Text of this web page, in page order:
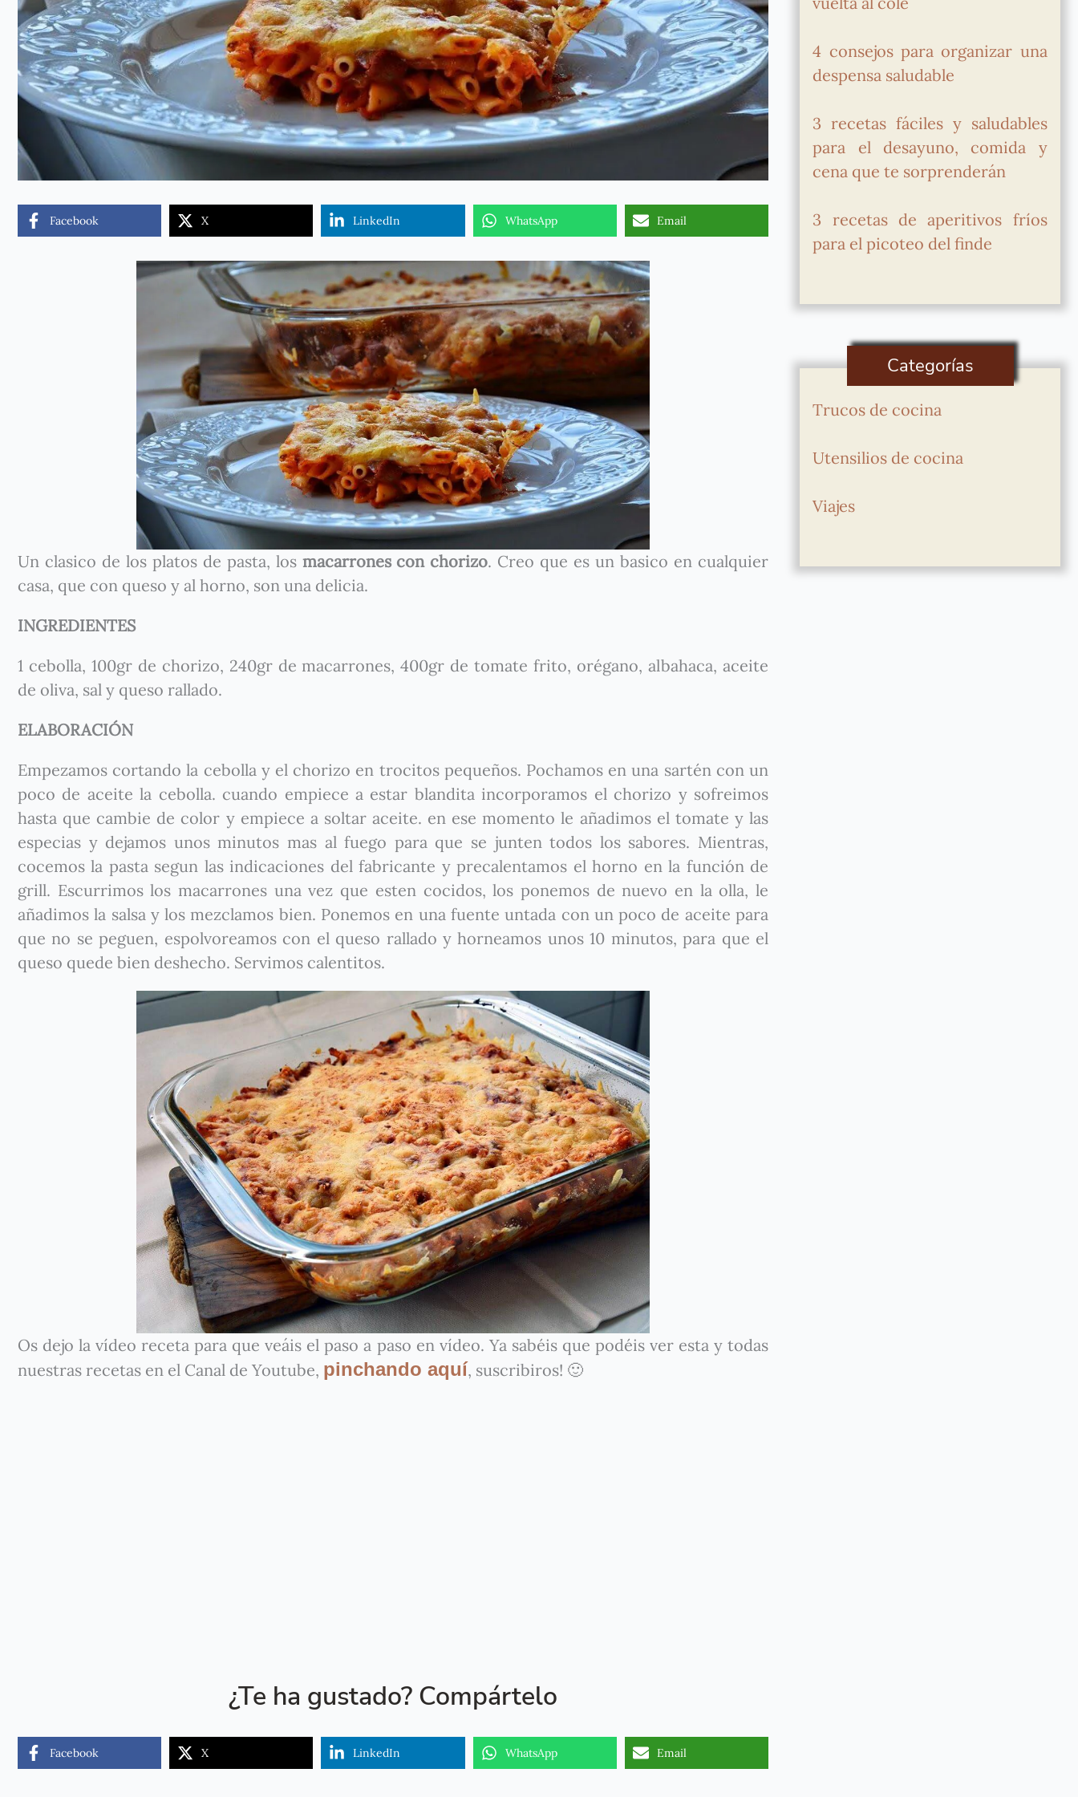
Facebook X LinkedIn WhatsApp Email
Un clasico de los platos de pasta, los macarrones con chorizo. Creo que es un basico en cualquier
casa, que con queso y al horno, son una delicia.
INGREDIENTES
1 cebolla, 100gr de chorizo, 240gr de macarrones, 400gr de tomate frito, orégano, albahaca, aceite
de oliva, sal y queso rallado.
ELABORACIÓN
Empezamos cortando la cebolla y el chorizo en trocitos pequeños. Pochamos en una sartén con un
poco de aceite la cebolla. cuando empiece a estar blandita incorporamos el chorizo y sofreimos
hasta que cambie de color y empiece a soltar aceite. en ese momento le añadimos el tomate y las
especias y dejamos unos minutos mas al fuego para que se junten todos los sabores. Mientras,
cocemos la pasta segun las indicaciones del fabricante y precalentamos el horno en la función de
grill. Escurrimos los macarrones una vez que esten cocidos, los ponemos de nuevo en la olla, le
añadimos la salsa y los mezclamos bien. Ponemos en una fuente untada con un poco de aceite para
que no se peguen, espolvoreamos con el queso rallado y horneamos unos 10 minutos, para que el
queso quede bien deshecho. Servimos calentitos.
Os dejo la vídeo receta para que veáis el paso a paso en vídeo. Ya sabéis que podéis ver esta y todas
nuestras recetas en el Canal de Youtube, pinchando aquí, suscribiros! 🙂
¿Te ha gustado? Compártelo
Facebook X LinkedIn WhatsApp Email
4 consejos para organizar una
despensa saludable
3 recetas fáciles y saludables
para el desayuno, comida y
cena que te sorprenderán
3 recetas de aperitivos fríos
para el picoteo del finde
Categorías
Trucos de cocina
Utensilios de cocina
Viajes